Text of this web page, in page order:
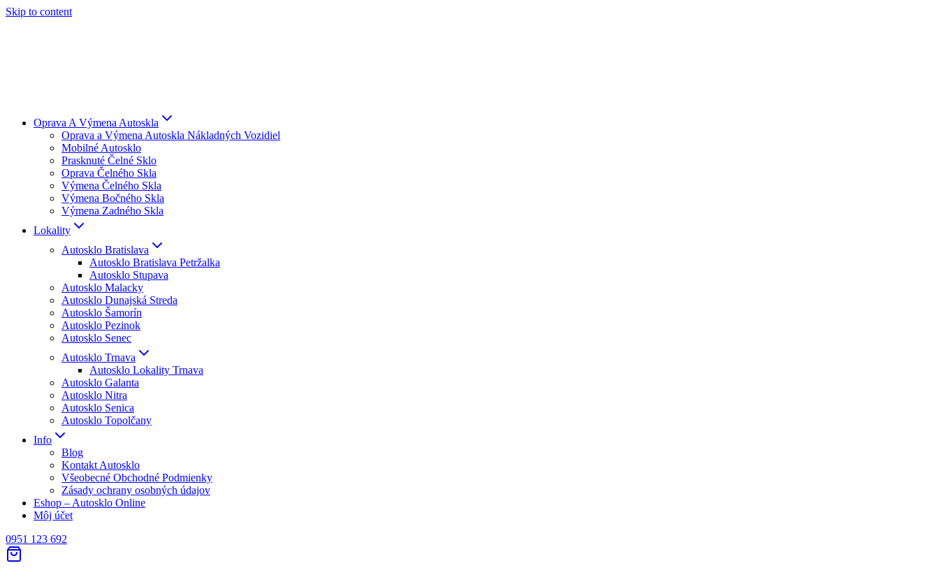
Skip to content
Oprava A Výmena Autoskla
Oprava a Výmena Autoskla Nákladných Vozidiel
Mobilné Autosklo
Prasknuté Čelné Sklo
Oprava Čelného Skla
Výmena Čelného Skla
Výmena Bočného Skla
Výmena Zadného Skla
Lokality
Autosklo Bratislava
Autosklo Bratislava Petržalka
Autosklo Stupava
Autosklo Malacky
Autosklo Dunajská Streda
Autosklo Šamorín
Autosklo Pezinok
Autosklo Senec
Autosklo Trnava
Autosklo Lokality Trnava
Autosklo Galanta
Autosklo Nitra
Autosklo Senica
Autosklo Topolčany
Info
Blog
Kontakt Autosklo
Všeobecné Obchodné Podmienky
Zásady ochrany osobných údajov
Eshop – Autosklo Online
Môj účet
0951 123 692